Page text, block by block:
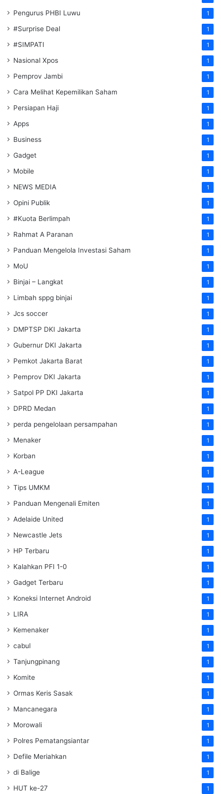
Pengurus PHBI Luwu 1
#Surprise Deal 1
#SIMPATI 1
Nasional Xpos 1
Pemprov Jambi 1
Cara Melihat Kepemilikan Saham 1
Persiapan Haji 1
Apps 1
Business 1
Gadget 1
Mobile 1
NEWS MEDIA 1
Opini Publik 1
#Kuota Berlimpah 1
Rahmat A Paranan 1
Panduan Mengelola Investasi Saham 1
MoU 1
Binjai – Langkat 1
Limbah sppg binjai 1
Jcs soccer 1
DMPTSP DKI Jakarta 1
Gubernur DKI Jakarta 1
Pemkot Jakarta Barat 1
Pemprov DKI Jakarta 1
Satpol PP DKI Jakarta 1
DPRD Medan 1
perda pengelolaan persampahan 1
Menaker 1
Korban 1
A-League 1
Tips UMKM 1
Panduan Mengenali Emiten 1
Adelaide United 1
Newcastle Jets 1
HP Terbaru 1
Kalahkan PFI 1-0 1
Gadget Terbaru 1
Koneksi Internet Android 1
LIRA 1
Kemenaker 1
cabul 1
Tanjungpinang 1
Komite 1
Ormas Keris Sasak 1
Mancanegara 1
Morowali 1
Polres Pematangsiantar 1
Defile Meriahkan 1
di Balige 1
HUT ke-27 1